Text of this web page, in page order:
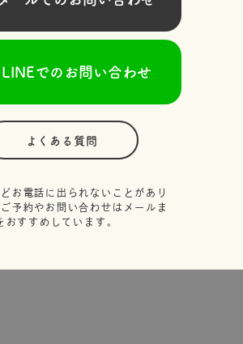
でのお問い合わせ
よくある質問
お電話に出られないことがあり
予約やお問い合わせはメールま
おすすめしています。